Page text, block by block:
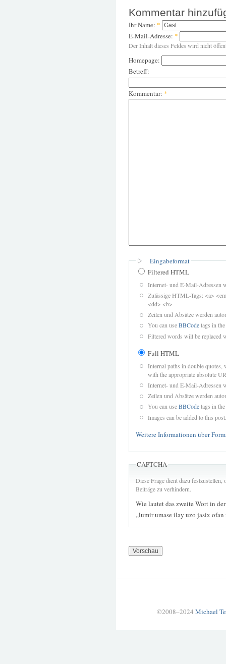
Kommentar
Ihr Name: *
E-Mail-Adresse: *
Der Inhalt dieses Feldes wird nicht
Homepage:
Betreff:
Kommentar: *
Eingabeformat
Filtered HTML
Internet- und E-Mail-Adressen
Zulässige HTML-Tags: <a>
<dd> <b>
Zeilen und Absätze werden
You can useBBCodetags in
Filtered words will be replaced
Full HTML
Internal paths in double quotes,
with the appropriate absolute
Internet- und E-Mail-Adressen
Zeilen und Absätze werden
You can useBBCodetags in
Images can be added to this post.
Weitere Informationen über
CAPTCHA
Diese Frage dient dazu
Beiträge zu verhindern.
Wie lautet das zweite Wort in
„lumir umase ilay uzo jasix
©2008–2024 Michael